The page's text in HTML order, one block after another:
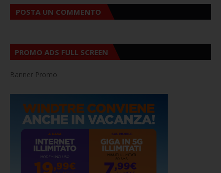
POSTA UN COMMENTO
PROMO ADS FULL SCREEN
Banner Promo